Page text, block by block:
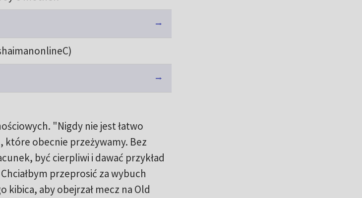
"Nigdy nie jest łatwo
obecnie przeżywamy. Bez
być cierpliwi i dawać przykład
przeprosić za wybuch
kibica, aby obejrzał mecz na Old